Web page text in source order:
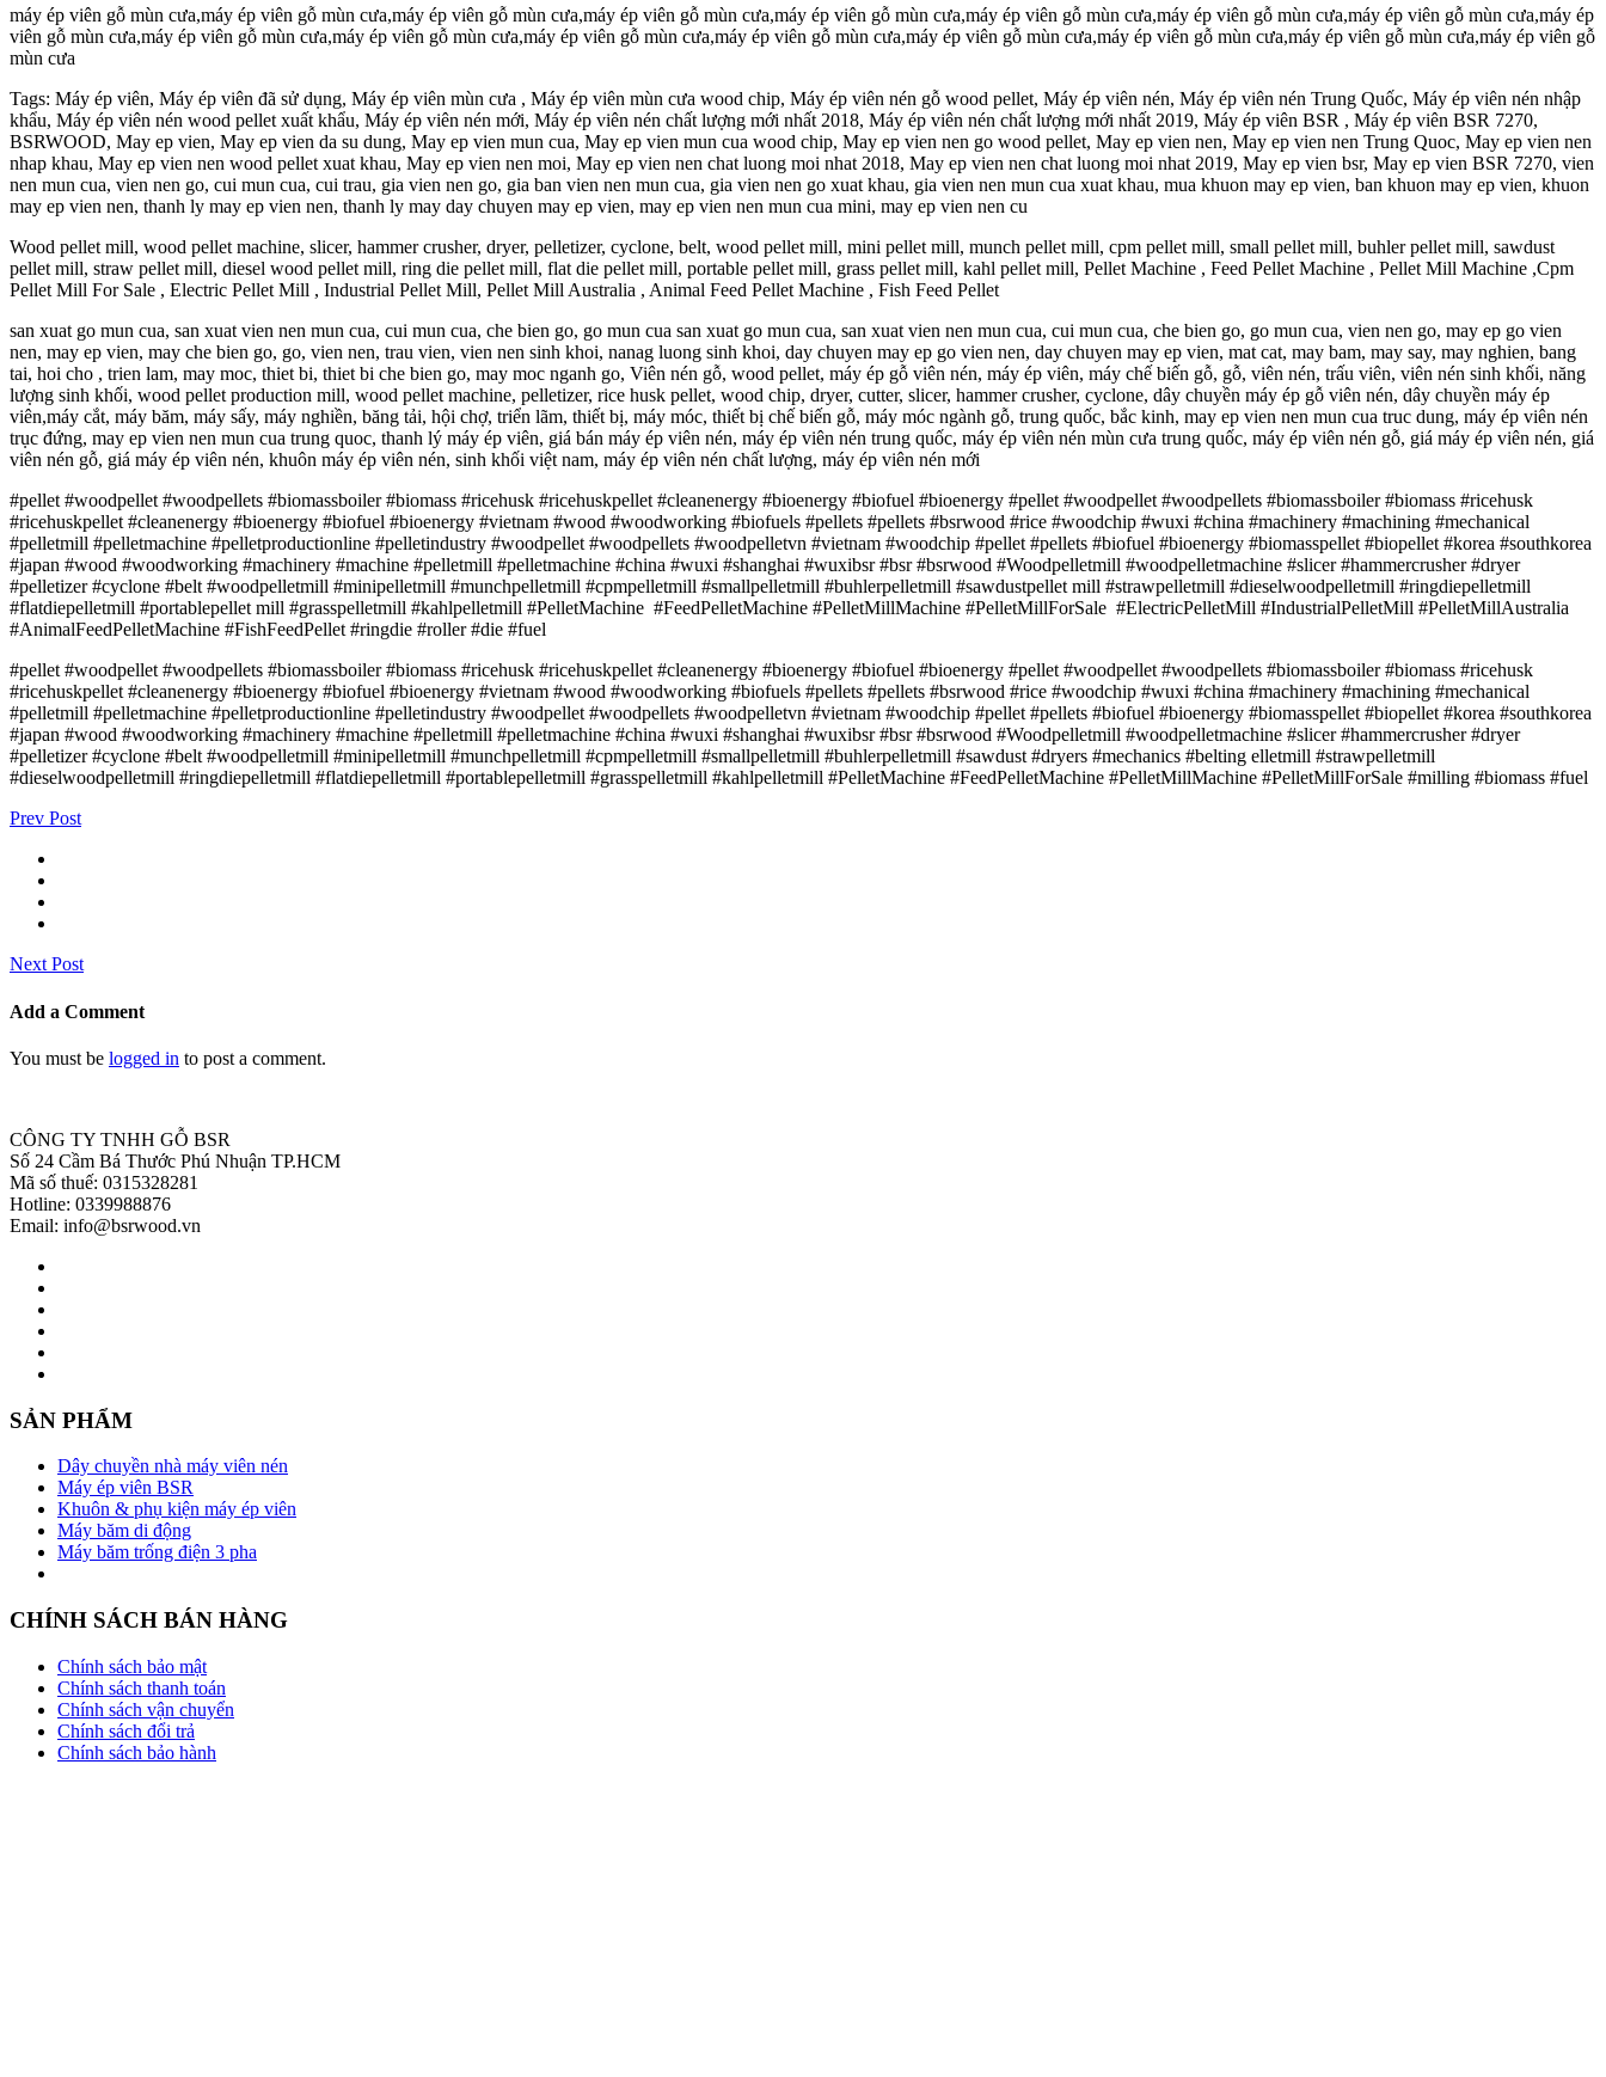
máy ép viên gỗ mùn cưa,máy ép viên gỗ mùn cưa,máy ép viên gỗ mùn cưa,máy ép viên gỗ mùn cưa,máy ép viên gỗ mùn cưa,máy ép viên gỗ mùn cưa,máy ép viên gỗ mùn cưa,máy ép viên gỗ mùn cưa,máy ép
viên gỗ mùn cưa,máy ép viên gỗ mùn cưa,máy ép viên gỗ mùn cưa,máy ép viên gỗ mùn cưa,máy ép viên gỗ mùn cưa,máy ép viên gỗ mùn cưa,máy ép viên gỗ mùn cưa,máy ép viên gỗ mùn cưa,máy ép viên gỗ
mùn cưa
Tags: Máy ép viên, Máy ép viên đã sử dụng, Máy ép viên mùn cưa , Máy ép viên mùn cưa wood chip, Máy ép viên nén gỗ wood pellet, Máy ép viên nén, Máy ép viên nén Trung Quốc, Máy ép viên nén nhập
khẩu, Máy ép viên nén wood pellet xuất khẩu, Máy ép viên nén mới, Máy ép viên nén chất lượng mới nhất 2018, Máy ép viên nén chất lượng mới nhất 2019, Máy ép viên BSR , Máy ép viên BSR 7270,
BSRWOOD, May ep vien, May ep vien da su dung, May ep vien mun cua, May ep vien mun cua wood chip, May ep vien nen go wood pellet, May ep vien nen, May ep vien nen Trung Quoc, May ep vien nen
nhap khau, May ep vien nen wood pellet xuat khau, May ep vien nen moi, May ep vien nen chat luong moi nhat 2018, May ep vien nen chat luong moi nhat 2019, May ep vien bsr, May ep vien BSR 7270, vien
nen mun cua, vien nen go, cui mun cua, cui trau, gia vien nen go, gia ban vien nen mun cua, gia vien nen go xuat khau, gia vien nen mun cua xuat khau, mua khuon may ep vien, ban khuon may ep vien, khuon
may ep vien nen, thanh ly may ep vien nen, thanh ly may day chuyen may ep vien, may ep vien nen mun cua mini, may ep vien nen cu
Wood pellet mill, wood pellet machine, slicer, hammer crusher, dryer, pelletizer, cyclone, belt, wood pellet mill, mini pellet mill, munch pellet mill, cpm pellet mill, small pellet mill, buhler pellet mill, sawdust
pellet mill, straw pellet mill, diesel wood pellet mill, ring die pellet mill, flat die pellet mill, portable pellet mill, grass pellet mill, kahl pellet mill, Pellet Machine , Feed Pellet Machine , Pellet Mill Machine ,Cpm
Pellet Mill For Sale , Electric Pellet Mill , Industrial Pellet Mill, Pellet Mill Australia , Animal Feed Pellet Machine , Fish Feed Pellet
san xuat go mun cua, san xuat vien nen mun cua, cui mun cua, che bien go, go mun cua san xuat go mun cua, san xuat vien nen mun cua, cui mun cua, che bien go, go mun cua, vien nen go, may ep go vien
nen, may ep vien, may che bien go, go, vien nen, trau vien, vien nen sinh khoi, nanag luong sinh khoi, day chuyen may ep go vien nen, day chuyen may ep vien, mat cat, may bam, may say, may nghien, bang
tai, hoi cho , trien lam, may moc, thiet bi, thiet bi che bien go, may moc nganh go, Viên nén gỗ, wood pellet, máy ép gỗ viên nén, máy ép viên, máy chế biến gỗ, gỗ, viên nén, trấu viên, viên nén sinh khối, năng
lượng sinh khối, wood pellet production mill, wood pellet machine, pelletizer, rice husk pellet, wood chip, dryer, cutter, slicer, hammer crusher, cyclone, dây chuyền máy ép gỗ viên nén, dây chuyền máy ép
viên,máy cắt, máy băm, máy sấy, máy nghiền, băng tải, hội chợ, triển lãm, thiết bị, máy móc, thiết bị chế biến gỗ, máy móc ngành gỗ, trung quốc, bắc kinh, may ep vien nen mun cua truc dung, máy ép viên nén
trục đứng, may ep vien nen mun cua trung quoc, thanh lý máy ép viên, giá bán máy ép viên nén, máy ép viên nén trung quốc, máy ép viên nén mùn cưa trung quốc, máy ép viên nén gỗ, giá máy ép viên nén, giá
viên nén gỗ, giá máy ép viên nén, khuôn máy ép viên nén, sinh khối việt nam, máy ép viên nén chất lượng, máy ép viên nén mới
#pellet #woodpellet #woodpellets #biomassboiler #biomass #ricehusk #ricehuskpellet #cleanenergy #bioenergy #biofuel #bioenergy #pellet #woodpellet #woodpellets #biomassboiler #biomass #ricehusk
#ricehuskpellet #cleanenergy #bioenergy #biofuel #bioenergy #vietnam #wood #woodworking #biofuels #pellets #pellets #bsrwood #rice #woodchip #wuxi #china #machinery #machining #mechanical
#pelletmill #pelletmachine #pelletproductionline #pelletindustry #woodpellet #woodpellets #woodpelletvn #vietnam #woodchip #pellet #pellets #biofuel #bioenergy #biomasspellet #biopellet #korea #southkorea
#japan #wood #woodworking #machinery #machine #pelletmill #pelletmachine #china #wuxi #shanghai #wuxibsr #bsr #bsrwood #Woodpelletmill #woodpelletmachine #slicer #hammercrusher #dryer
#pelletizer #cyclone #belt #woodpelletmill #minipelletmill #munchpelletmill #cpmpelletmill #smallpelletmill #buhlerpelletmill #sawdustpellet mill #strawpelletmill #dieselwoodpelletmill #ringdiepelletmill
#flatdiepelletmill #portablepellet mill #grasspelletmill #kahlpelletmill #PelletMachine #FeedPelletMachine #PelletMillMachine #PelletMillForSale #ElectricPelletMill #IndustrialPelletMill #PelletMillAustralia
#AnimalFeedPelletMachine #FishFeedPellet #ringdie #roller #die #fuel
#pellet #woodpellet #woodpellets #biomassboiler #biomass #ricehusk #ricehuskpellet #cleanenergy #bioenergy #biofuel #bioenergy #pellet #woodpellet #woodpellets #biomassboiler #biomass #ricehusk
#ricehuskpellet #cleanenergy #bioenergy #biofuel #bioenergy #vietnam #wood #woodworking #biofuels #pellets #pellets #bsrwood #rice #woodchip #wuxi #china #machinery #machining #mechanical
#pelletmill #pelletmachine #pelletproductionline #pelletindustry #woodpellet #woodpellets #woodpelletvn #vietnam #woodchip #pellet #pellets #biofuel #bioenergy #biomasspellet #biopellet #korea #southkorea
#japan #wood #woodworking #machinery #machine #pelletmill #pelletmachine #china #wuxi #shanghai #wuxibsr #bsr #bsrwood #Woodpelletmill #woodpelletmachine #slicer #hammercrusher #dryer
#pelletizer #cyclone #belt #woodpelletmill #minipelletmill #munchpelletmill #cpmpelletmill #smallpelletmill #buhlerpelletmill #sawdust #dryers #mechanics #belting elletmill #strawpelletmill
#dieselwoodpelletmill #ringdiepelletmill #flatdiepelletmill #portablepelletmill #grasspelletmill #kahlpelletmill #PelletMachine #FeedPelletMachine #PelletMillMachine #PelletMillForSale #milling #biomass #fuel
Prev Post
Next Post
Add a Comment
You must be logged in to post a comment.
CÔNG TY TNHH GỖ BSR
Số 24 Cầm Bá Thước Phú Nhuận TP.HCM
Mã số thuế: 0315328281
Hotline: 0339988876
Email: info@bsrwood.vn
SẢN PHẨM
Dây chuyền nhà máy viên nén
Máy ép viên BSR
Khuôn & phụ kiện máy ép viên
Máy băm di động
Máy băm trống điện 3 pha
CHÍNH SÁCH BÁN HÀNG
Chính sách bảo mật
Chính sách thanh toán
Chính sách vận chuyển
Chính sách đổi trả
Chính sách bảo hành